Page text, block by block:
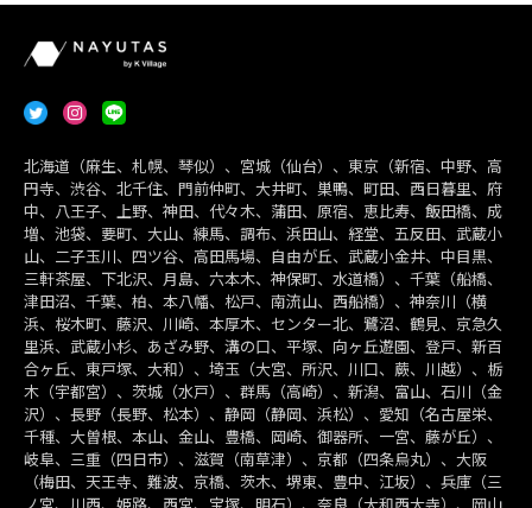
北海道（麻生、札幌、琴似）、宮城（仙台）、東京（新宿、中野、高
円寺、渋谷、北千住、門前仲町、大井町、巣鴨、町田、西日暮里、府
中、八王子、上野、神田、代々木、蒲田、原宿、恵比寿、飯田橋、成
増、池袋、要町、大山、練馬、調布、浜田山、経堂、五反田、武蔵小
山、二子玉川、四ツ谷、高田馬場、自由が丘、武蔵小金井、中目黒、
三軒茶屋、下北沢、月島、六本木、神保町、水道橋）、千葉（船橋、
津田沼、千葉、柏、本八幡、松戸、南流山、西船橋）、神奈川（横
浜、桜木町、藤沢、川崎、本厚木、センター北、鷺沼、鶴見、京急久
里浜、武蔵小杉、あざみ野、溝の口、平塚、向ヶ丘遊園、登戸、新百
合ヶ丘、東戸塚、大和）、埼玉（大宮、所沢、川口、蕨、川越）、栃
木（宇都宮）、茨城（水戸）、群馬（高崎）、新潟、富山、石川（金
沢）、長野（長野、松本）、静岡（静岡、浜松）、愛知（名古屋栄、
千種、大曽根、本山、金山、豊橋、岡崎、御器所、一宮、藤が丘）、
岐阜、三重（四日市）、滋賀（南草津）、京都（四条烏丸）、大阪
（梅田、天王寺、難波、京橋、茨木、堺東、豊中、江坂）、兵庫（三